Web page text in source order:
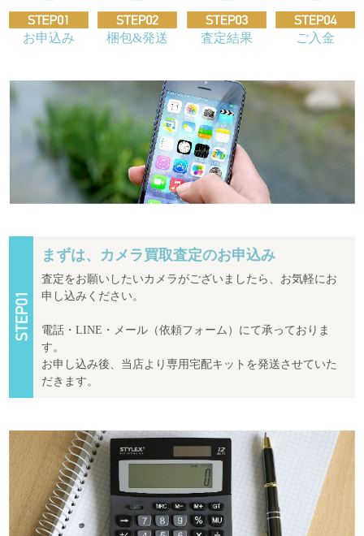
お申込み 梱包&発送 査定結果 ご入金
まずは、カメラ買取査定のお申込み
査定をお願いしたいカメラがございましたら、お気軽にお
申し込みください。
電話・LINE・メール（依頼フォーム）にて承っておりま
す。
お申し込み後、当店より専用宅配キットを発送させていた
だきます。